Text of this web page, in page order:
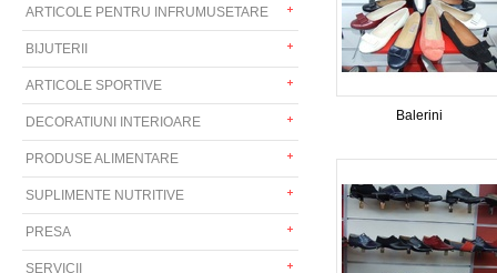
ARTICOLE PENTRU INFRUMUSETARE
BIJUTERII
ARTICOLE SPORTIVE
DECORATIUNI INTERIOARE
PRODUSE ALIMENTARE
SUPLIMENTE NUTRITIVE
PRESA
SERVICII
Balerini